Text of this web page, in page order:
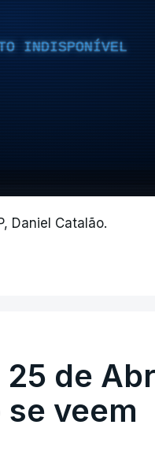
INDISPONÍVEL
Daniel Catalão.
de
veem